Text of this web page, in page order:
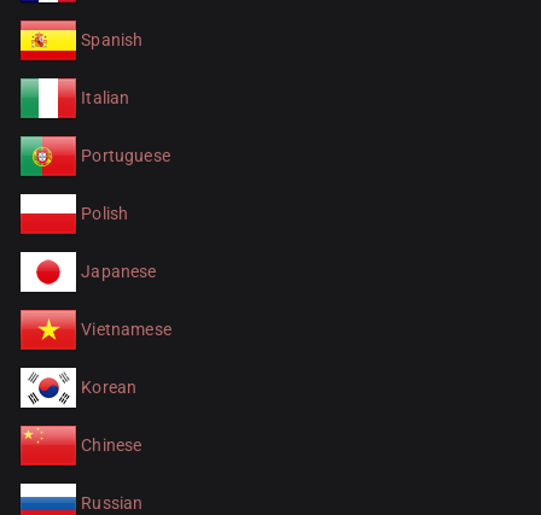
Spanish
Italian
Portuguese
Polish
Japanese
Vietnamese
Korean
Chinese
Russian